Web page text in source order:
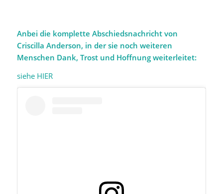
Anbei die komplette Abschiedsnachricht von
Criscilla Anderson, in der sie noch weiteren
Menschen Dank, Trost und Hoffnung weiterleitet:
siehe HIER